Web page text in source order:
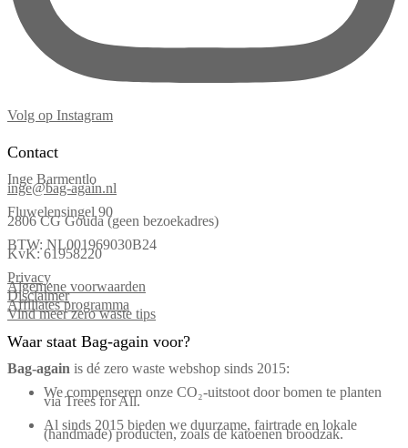
Volg op Instagram
Contact
Inge Barmentlo
inge@bag-again.nl
Fluwelensingel 90
2806 CG Gouda (geen bezoekadres)
BTW: NL001969030B24
KvK: 61958220
Privacy
Algemene voorwaarden
Disclaimer
Affiliates programma
Vind meer zero waste tips
Waar staat Bag-again voor?
Bag‑again is dé zero waste webshop sinds 2015:
We compenseren onze CO₂-uitstoot door bomen te planten
via Trees for All.
Al sinds 2015 bieden we duurzame, fairtrade en lokale
(handmade) producten, zoals de katoenen broodzak.